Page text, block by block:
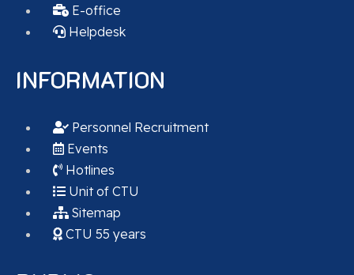
E-office
Helpdesk
INFORMATION
Personnel Recruitment
Events
Hotlines
Unit of CTU
Sitemap
CTU 55 years